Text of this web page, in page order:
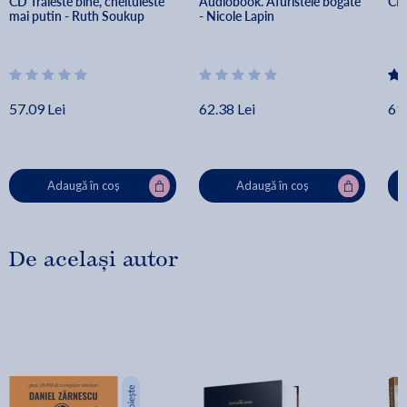
mai putin - Ruth Soukup
57.09 Lei
Adaugă în coș
- Nicole Lapin
62.38 Lei
Adaugă în coș
De același autor